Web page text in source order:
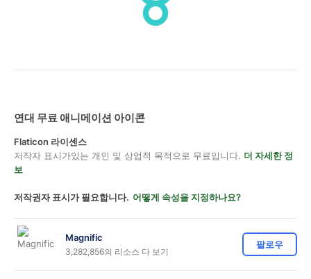
연대 무료 애니메이션 아이콘
Flaticon 라이센스
저작자 표시가있는 개인 및 상업적 목적으로 무료입니다. 더 자세한 정
보
저작권자 표시가 필요합니다. 어떻게 속성을 지정하나요?
Magnific
3,282,856의 리소스 다 보기
팔로우